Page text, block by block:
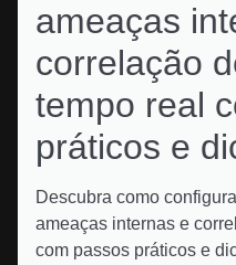
ameaças
correlação
tempo real
práticos e
Descubra como
ameaças internas e
com passos práticos e